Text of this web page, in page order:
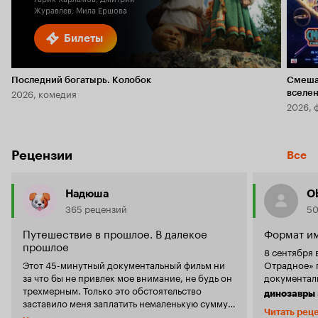
Билеты
Журавлев, Мила Ершова
Последний богатырь. Колобок
2026, комедия
2026,
Рецензии Все
Надюша
365 рецензий
Путешествие в прошлое. В далекое
прошлое
Этот 45-минутный документальный фильм ни
за что бы не привлек мое внимание, не будь он
трехмерным. Только это обстоятельство
заставило меня заплатить немаленькую сумму
за просмотр. Все мы в детстве увлекались
Формат
8 сентября
Отрадное»
динозавры
Читать